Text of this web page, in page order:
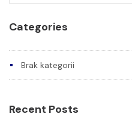
Categories
Brak kategorii
Recent Posts